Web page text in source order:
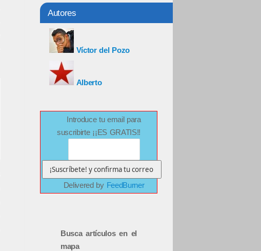
Autores
Víctor del Pozo
Alberto
Introduce tu email para
suscribirte ¡¡ES GRATIS!!
Delivered by FeedBurner
Busca artículos en el
mapa